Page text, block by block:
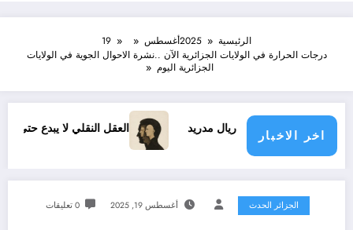
الرئيسية 2025أغسطس
19
درجات الحرارة في الولايات الجزائرية الآن ..نشرة الاحوال الجوية في الولايات
الجزائرية اليوم
اخر الاخبار
مع ريال مدريد العقل النقلي لا يبدع حتى في تجارب حركات
الجزائر الحدث أغسطس 19, 2025 0 تعليقات